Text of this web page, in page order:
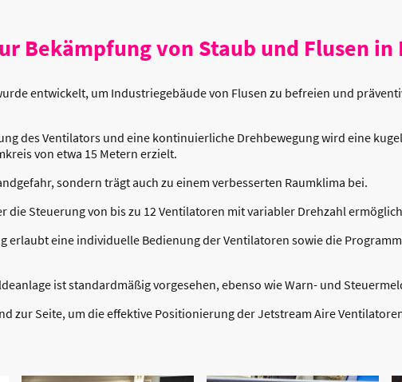
Bekämpfung von Staub und Flusen in
entwickelt, um Industriegebäude von Flusen zu befreien und
des Ventilators und eine kontinuierliche Drehbewegung wird eine
von etwa 15 Metern erzielt.
sondern trägt auch zu einem verbesserten Raumklima bei.
die Steuerung von bis zu 12 Ventilatoren mit variabler Drehzahl
erlaubt eine individuelle Bedienung der Ventilatoren sowie die
ist standardmäßig vorgesehen, ebenso wie Warn- und
zur Seite, um die effektive Positionierung der Jetstream Aire